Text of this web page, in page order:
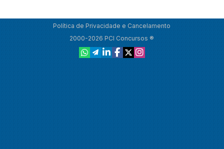
Política de Privacidade e Cancelamento
2000-2026 PCI Concursos ®